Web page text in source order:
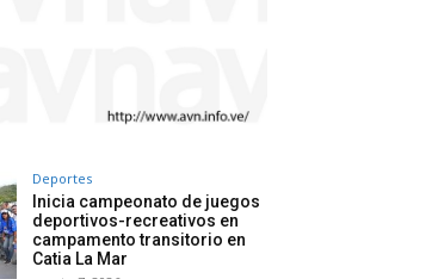
Deportes
Inicia campeonato de juegos
deportivos-recreativos en
campamento transitorio en
Catia La Mar